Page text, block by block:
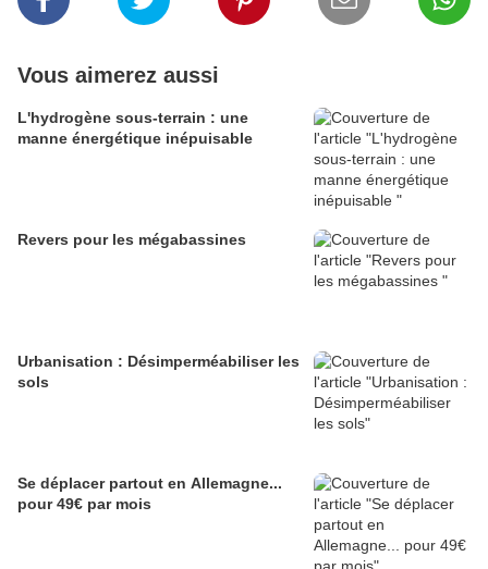
Vous aimerez aussi
L'hydrogène sous-terrain : une
manne énergétique inépuisable
Revers pour les mégabassines
Urbanisation : Désimperméabiliser les
sols
Se déplacer partout en Allemagne...
pour 49€ par mois